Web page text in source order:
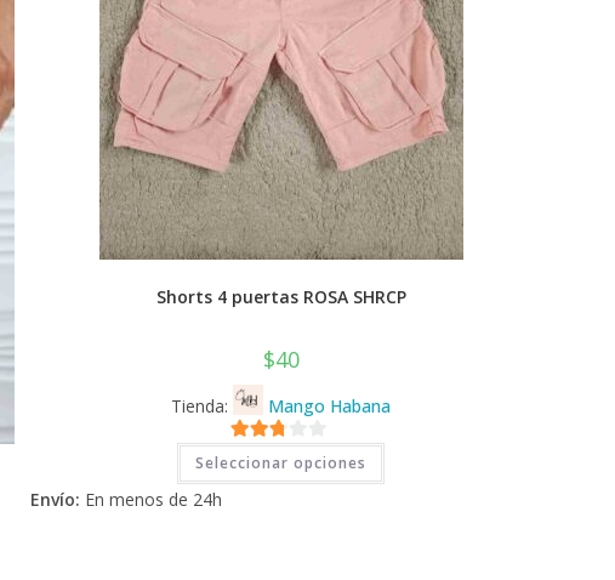
Shorts 4 puertas ROSA SHRCP
$40
Tienda: Mango Habana
2.71
de 5
Seleccionar opciones
Este
tiene
Envío: En menos de 24h